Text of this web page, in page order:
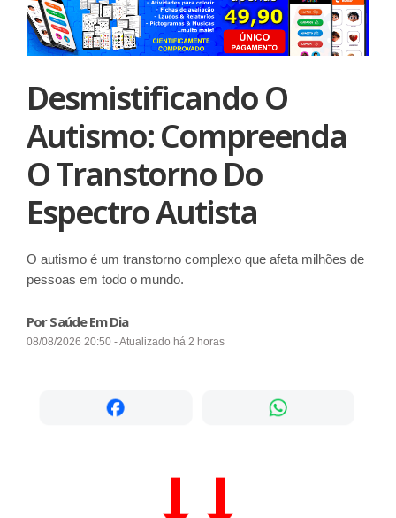
Desmistificando O
Autismo: Compreenda
O Transtorno Do
Espectro Autista
O autismo é um transtorno complexo que afeta milhões de
pessoas em todo o mundo.
Por Saúde Em Dia
08/08/2026 20:50 - Atualizado há 2 horas